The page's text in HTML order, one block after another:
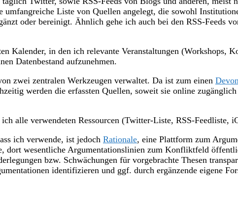
Liste von Quellen angelegt, die sowohl
oder bereinigt. Ähnlich gehe ich auch bei den RSS-Feeds
Kalender, in den ich relevante Veranstaltungen (Workshops,
Datenbestand aufzunehmen.
zwei zentralen Werkzeugen verwaltet. Da ist zum einen
werden die erfassten Quellen, soweit sie online
alle verwendeten Ressourcen (Twitter-Liste, RSS-
ich verwende, ist jedoch Rationale, eine Plattform zum
dort wesentliche Argumentationslinien zum Konfliktfeld
bzw. Schwächungen für vorgebrachte Thesen
identifizieren und ggf. durch ergänzende eigene